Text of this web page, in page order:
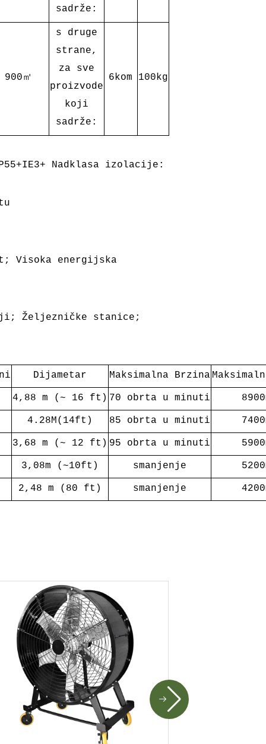
sadrže:
900㎡
s druge
strane,
za sve
proizvode
koji
sadrže:
6kom 100kg
Nadklasa izolacije:
Visoka energijska
Željezničke stanice;
Dijametar Maksimalna Brzina
4,88 m (~ 16 ft) 70 obrta u minuti
4.28M(14ft) 85 obrta u minuti
3,68 m (~ 12 ft) 95 obrta u minuti
3,08m (~10ft) smanjenje
2,48 m (80 ft) smanjenje